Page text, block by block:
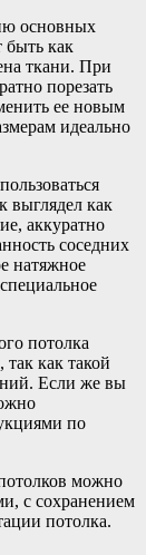
основных
быть как
ткани. При
порезать
ее новым
идеально
выглядел как
аккуратно
соседних
натяжное
потолка
так как такой
Если же вы
по
можно
с сохранением
потолка.